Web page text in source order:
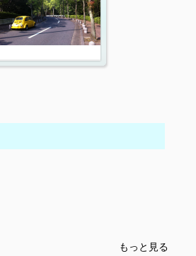
もっと見る